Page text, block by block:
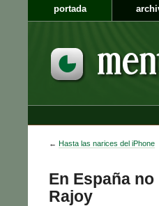
portada
← Hasta las narices del iPhone
En España
Rajoy